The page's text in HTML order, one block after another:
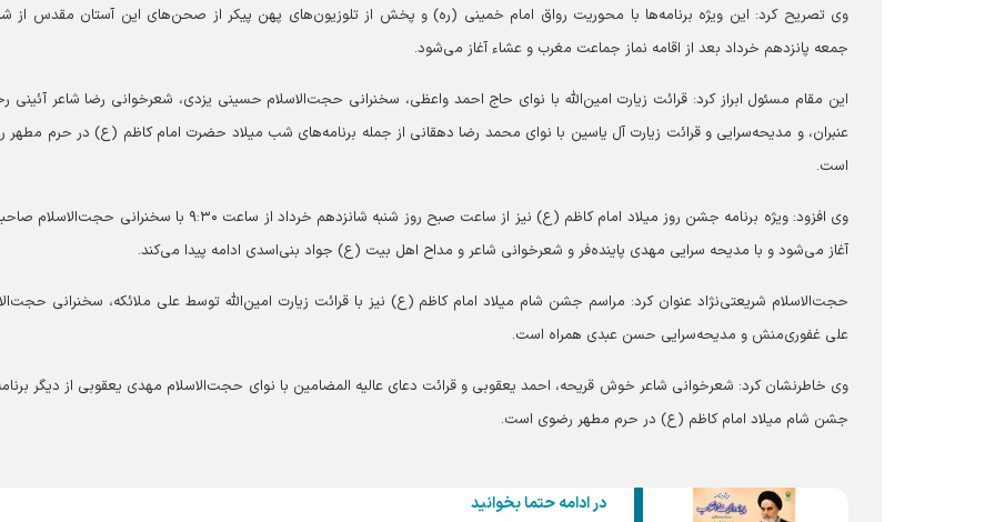
وی تصریح کرد: این ویژه برنامه‌ها با محوریت رواق امام خمینی (ره) و پخش از تلوزیون‌های پهن پیکر از صحن‌های این آستان مقدس از
جمعه پانزدهم خرداد بعد از اقامه نماز جماعت مغرب و عشاء آغاز می‌شود.
این مقام مسئول ابراز کرد: قرائت زیارت امین‌الله با نوای حاج احمد واعظی، سخنرانی حجت‌الاسلام حسینی یزدی، شعرخوانی رضا شاعر آئینی
عنبران، و مدیحه‌سرایی و قرائت زیارت آل یاسین با نوای محمد رضا دهقانی از جمله برنامه‌های شب میلاد حضرت امام کاظم (ع) در حرم مطهر
است.
وی افزود: ویژه برنامه جشن روز میلاد امام کاظم (ع) نیز از ساعت صبح روز شنبه شانزدهم خرداد از ساعت ۹:۳۰ با سخنرانی
آغاز می‌شود و با مدیحه سرایی مهدی پاینده‌فر و شعرخوانی شاعر و مداح اهل بیت (ع) جواد بنی‌اسدی ادامه پیدا می‌کند.
حجت‌الاسلام شریعتی‌نژاد عنوان کرد: مراسم جشن شام میلاد امام کاظم (ع) نیز با قرائت زیارت امین‌الله توسط علی ملائکه، سخنرانی
علی غفوری‌منش و مدیحه‌سرایی حسن عبدی همراه است.
وی خاطرنشان کرد: شعرخوانی شاعر خوش قریحه، احمد یعقوبی و قرائت دعای عالیه المضامین با نوای حجت‌الاسلام مهدی یعقوبی از دیگر
جشن شام میلاد امام کاظم (ع) در حرم مطهر رضوی است.
در ادامه حتما بخوانید